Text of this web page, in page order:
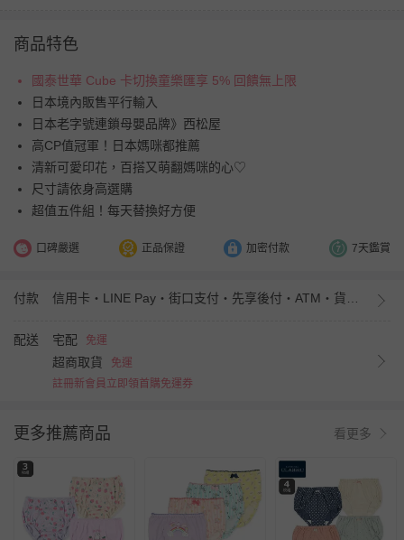
商品特色
國泰世華 Cube 卡切換童樂匯享 5% 回饋無上限
日本境內販售平行輸入
日本老字號連鎖母嬰品牌》西松屋
高CP值冠軍！日本媽咪都推薦
清新可愛印花，百搭又萌翻媽咪的心♡
尺寸請依身高選購
超值五件組！每天替換好方便
口碑嚴選 正品保證 加密付款 7天鑑賞
付款
配送 宅配 免運
超商取貨
免運
註冊新會員立即領首購免運券
更多推薦商品 看更多